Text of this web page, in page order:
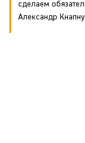
сделаем
Александр